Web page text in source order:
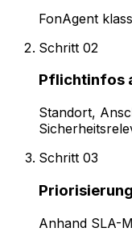
FonAgent
Schritt 02
Pflichtinfos
Standort,
Schritt 03
Priorisierung
Anhand SLA-